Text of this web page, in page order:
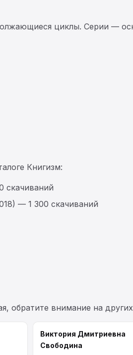
циклы. Серии —
Книгизм:
скачиваний
— 1 300 скачиваний
обратите внимание на
Виктория Дмитриевна
Свободина